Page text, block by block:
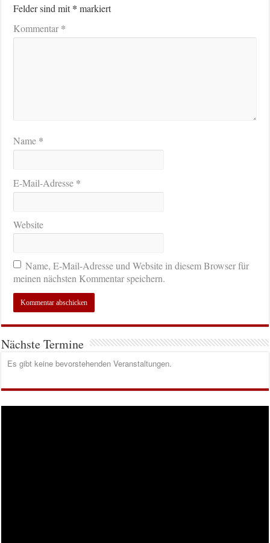
Felder sind mit* markiert
Kommentar*
Name *
E-Mail-Adresse *
Website
Name, E-Mail-Adresse und Website in diesem Browser für
meinen nächsten Kommentar speichern.
Nächste Termine
Es gibt keine bevorstehenden Veranstaltungen.